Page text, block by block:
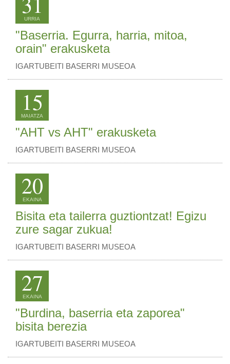
URRIA
"Baserria. Egurra, harria, mitoa,
orain" erakusketa
IGARTUBEITI BASERRI MUSEOA
15
MAIATZA
"AHT vs AHT" erakusketa
IGARTUBEITI BASERRI MUSEOA
20
EKAINA
Bisita eta tailerra guztiontzat! Egizu
zure sagar zukua!
IGARTUBEITI BASERRI MUSEOA
27
EKAINA
"Burdina, baserria eta zaporea"
bisita berezia
IGARTUBEITI BASERRI MUSEOA